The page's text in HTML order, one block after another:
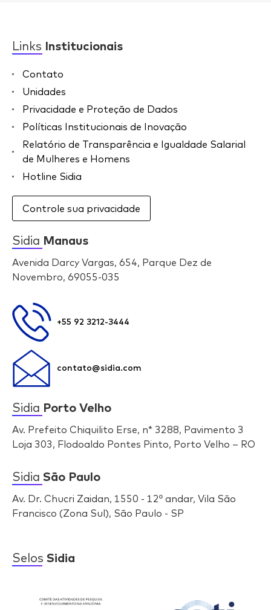
Links Institucionais
Contato
Unidades
Privacidade e Proteção de Dados
Políticas Institucionais de Inovação
Relatório de Transparência e Igualdade Salarial
de Mulheres e Homens
Hotline Sidia
Controle sua privacidade
Sidia Manaus
Avenida Darcy Vargas, 654, Parque Dez de
Novembro, 69055-035
+55 92 3212-3444
contato@sidia.com
Sidia Porto Velho
Av. Prefeito Chiquilito Erse, n* 3288, Pavimento 3
Loja 303, Flodoaldo Pontes Pinto, Porto Velho – RO
Sidia São Paulo
Av. Dr. Chucri Zaidan, 1550 - 12º andar, Vila São
Francisco (Zona Sul), São Paulo - SP
Selos Sidia